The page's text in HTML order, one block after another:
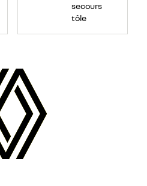
secours
tôle